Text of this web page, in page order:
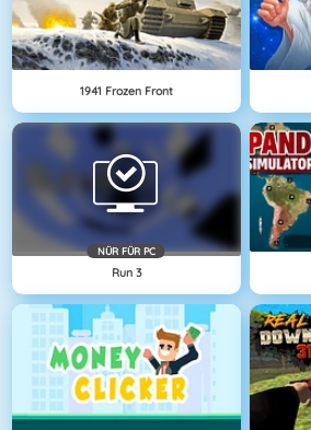
1941 Frozen Front
NÜR FÜR PC
Run 3